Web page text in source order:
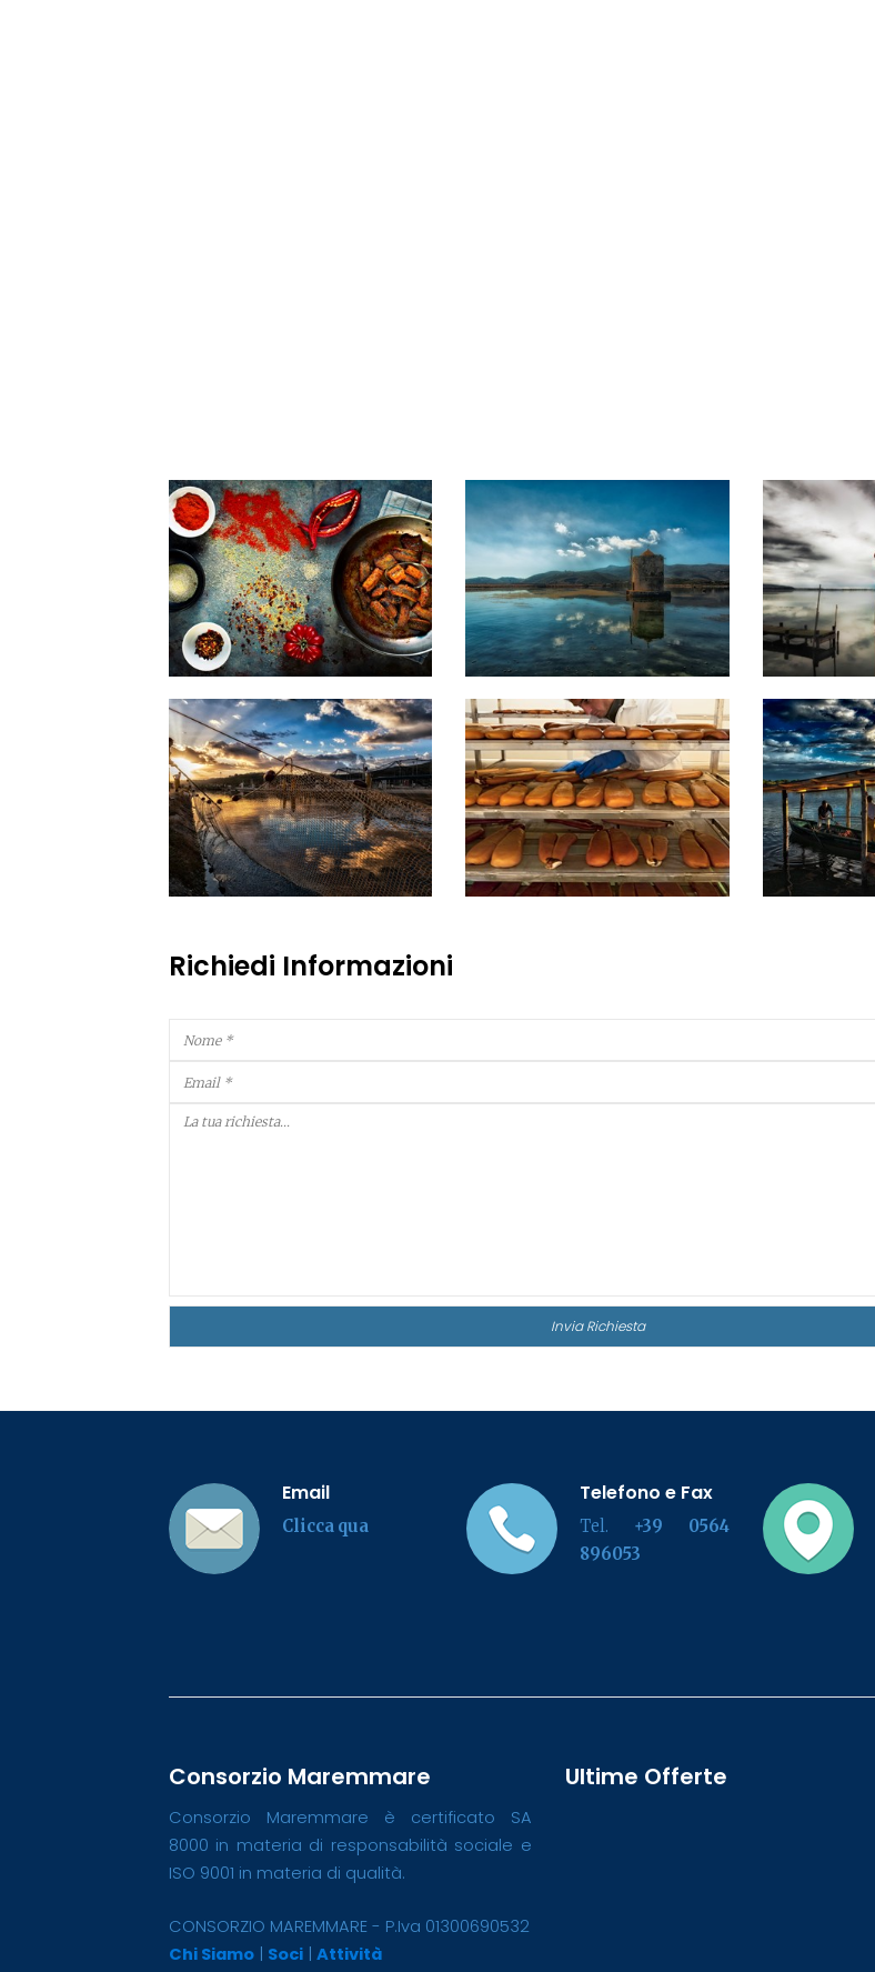
Richiedi Informazioni
Email
Clicca qua
Telefono e Fax
Tel. +39 0564
896053
Consorzio Maremmare
Consorzio Maremmare è certificato SA
8000 in materia di responsabilità sociale e
ISO 9001 in materia di qualità.
CONSORZIO MAREMMARE - P.Iva 01300690532
Chi Siamo
Soci Attività
Ultime Offerte